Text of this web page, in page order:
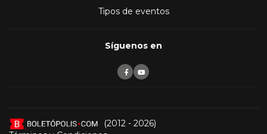
Tipos de eventos
Síguenos en
(2012 - 2026)